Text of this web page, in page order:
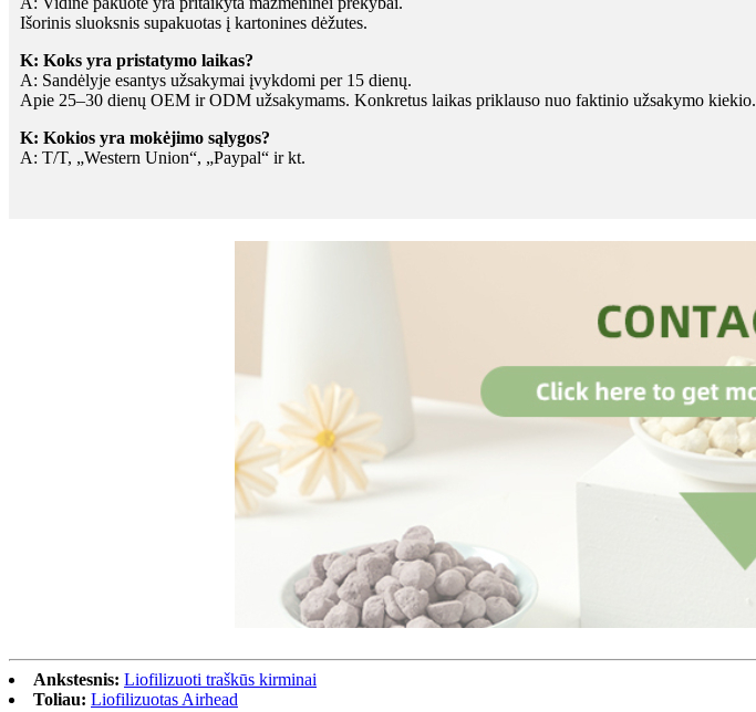
Išorinis sluoksnis supakuotas į kartonines dėžutes.
K: Koks yra pristatymo laikas?
A: Sandėlyje esantys užsakymai įvykdomi per 15 dienų.
Apie 25–30 dienų OEM ir ODM užsakymams. Konkretus laikas priklauso nuo faktinio užsakymo kiekio.
K: Kokios yra mokėjimo sąlygos?
A: T/T, „Western Union“, „Paypal“ ir kt.
Ankstesnis: Liofilizuoti traškūs kirminai
Toliau: Liofilizuotas Airhead